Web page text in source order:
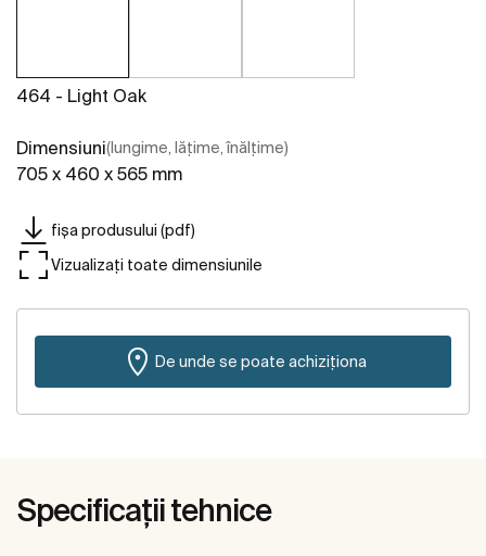
464 - Light Oak
Dimensiuni(lungime, lățime, înălțime)
705 x 460 x 565 mm
fișa produsului (pdf)
Vizualizați toate dimensiunile
De unde se poate achiziționa
Specificații tehnice